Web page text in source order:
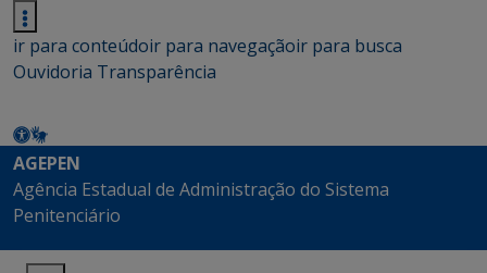
ir para conteúdoir para navegaçãoir para busca
Ouvidoria Transparência
AGEPEN
Agência Estadual de Administração do Sistema
Penitenciário